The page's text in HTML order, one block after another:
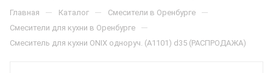
Главная — Каталог — Смесители в Оренбурге —
Смесители для кухни в Оренбурге —
Смеситель для кухни ONIX одноруч. (A1101) d35 (РАСПРОДАЖА)